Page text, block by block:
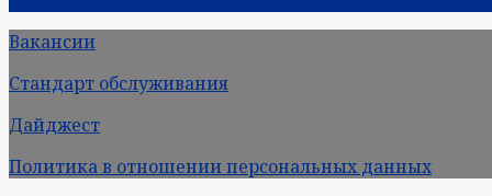
Вакансии
Стандарт обслуживания
Дайджест
Политика в отношении персональных данных